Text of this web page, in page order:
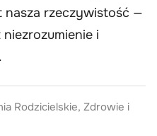
nasza rzeczywistość —
i
Rodzicielskie, Zdrowie i